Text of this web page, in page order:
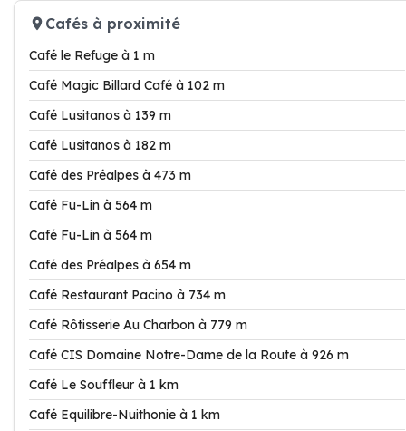
Cafés à proximité
Café le Refuge à 1 m
Café Magic Billard Café à 102 m
Café Lusitanos à 139 m
Café Lusitanos à 182 m
Café des Préalpes à 473 m
Café Fu-Lin à 564 m
Café Fu-Lin à 564 m
Café des Préalpes à 654 m
Café Restaurant Pacino à 734 m
Café Rôtisserie Au Charbon à 779 m
Café CIS Domaine Notre-Dame de la Route à 926 m
Café Le Souffleur à 1 km
Café Equilibre-Nuithonie à 1 km